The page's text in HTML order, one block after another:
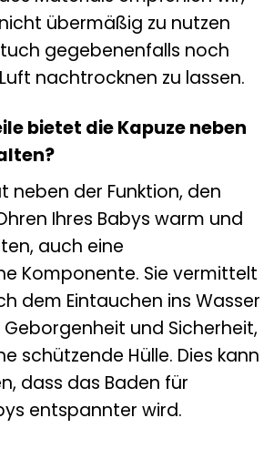
übermäßig zu nutzen
gegebenenfalls noch
nachtrocknen zu lassen.
bietet die Kapuze neben
neben der Funktion, den
Ihres Babys warm und
auch eine
Komponente. Sie vermittelt
dem Eintauchen ins Wasser
und Sicherheit,
schützende Hülle. Dies kann
dass das Baden für
entspannter wird.